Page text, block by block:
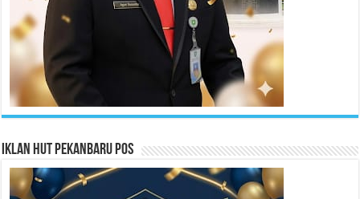
Iklan HUT Pekanbaru Pos